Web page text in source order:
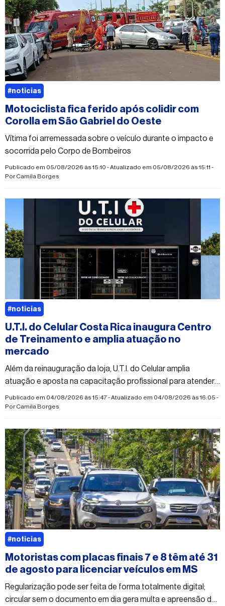
Motociclista fica ferido após colidir com
Corolla em São Gabriel do Oeste
Vítima foi arremessada sobre o veículo durante o impacto e
socorrida pelo Corpo de Bombeiros
Publicado em 05/08/2026 às 15:10 - Atualizado em 05/08/2026 às 15:11 -
PorCamila Borges
#noticias
U.T.I. do Celular Costa Rica inaugura Centro
de Treinamento e amplia atuação no
mercado
Além da reinauguração da loja, U.T.I. do Celular amplia
atuação e aposta na capacitação profissional para atender
à crescente demanda do mercado
Publicado em 04/08/2026 às 15:47 - Atualizado em 04/08/2026 às 16:05 -
PorCamila Borges
#noticias
Motoristas com placas finais 7 e 8 têm até 31
de agosto para licenciar veículos em MS
Regularização pode ser feita de forma totalmente digital;
circular sem o documento em dia gera multa e apreensão do
#noticias